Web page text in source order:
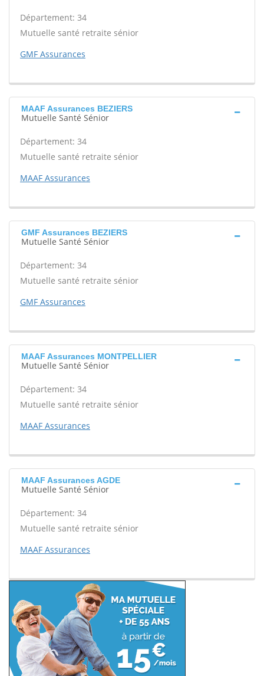
Département: 34
Mutuelle santé retraite sénior
GMF Assurances
MAAF Assurances BEZIERS
Mutuelle Santé Sénior
Département: 34
Mutuelle santé retraite sénior
MAAF Assurances
GMF Assurances BEZIERS
Mutuelle Santé Sénior
Département: 34
Mutuelle santé retraite sénior
GMF Assurances
MAAF Assurances MONTPELLIER
Mutuelle Santé Sénior
Département: 34
Mutuelle santé retraite sénior
MAAF Assurances
MAAF Assurances AGDE
Mutuelle Santé Sénior
Département: 34
Mutuelle santé retraite sénior
MAAF Assurances